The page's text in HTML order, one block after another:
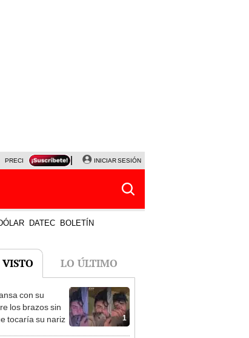
PRECIO DEL DÓLAR CORTE DE LUZ VIERNES 7 DE AGOSTO
INICIAR SESIÓN
DATEC BOLETÍN
LO ÚLTIMO
1
con su
los brazos sin
tocaría su nariz